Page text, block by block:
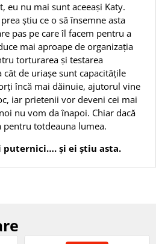
eu nu mai sunt aceeaşi Katy.
ştiu ce o să însemne asta
pas pe care îl facem pentru a
mai aproape de organizaţia
torturarea şi testarea
de uriaşe sunt capacităţile
încă mai dăinuie, ajutorul vine
iar prietenii vor deveni cei mai
nu vom da înapoi. Chiar dacă
totdeauna lumea.
puternici…. şi ei ştiu asta.